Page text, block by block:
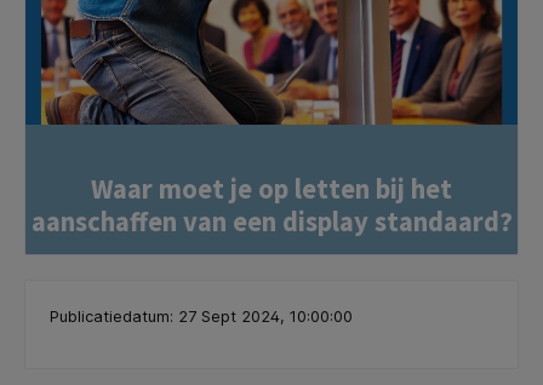
Waar moet je op letten bij het
aanschaffen van een display standaard?
Publicatiedatum: 27 Sept 2024, 10:00:00